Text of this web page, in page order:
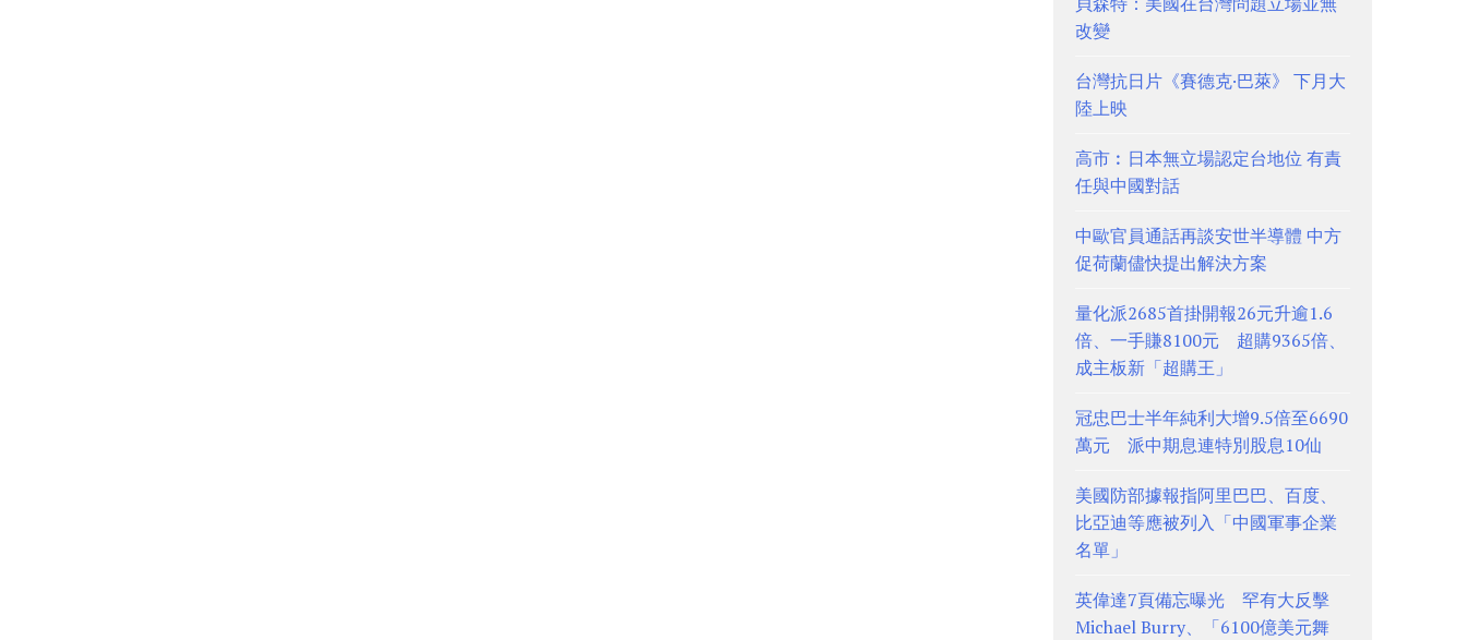
改變
台灣抗日片《賽德克·巴萊》 下月大
陸上映
高市︰日本無立場認定台地位 有責
任與中國對話
中歐官員通話再談安世半導體 中方
促荷蘭儘快提出解決方案
量化派2685首掛開報26元升逾1.6
倍、一手賺8100元 超購9365倍、
成主板新「超購王」
冠忠巴士半年純利大增9.5倍至6690
萬元 派中期息連特別股息10仙
美國防部據報指阿里巴巴、百度、
比亞迪等應被列入「中國軍事企業
名單」
英偉達7頁備忘曝光 罕有大反擊
Michael Burry、「6100億美元舞